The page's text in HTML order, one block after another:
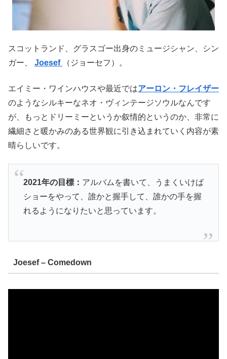
スコットランド、グラスゴー出身のミュージシャン、シン
ガー、 Joesef （ジョーセフ）。
エイミー・ワインハウスや最近ではアーロン・フレイザー
のようなシルキーなネオ・ヴィンテージソウルなんです
が、もっとドリーミーというか叙情的というのか、非常に
繊細さと暖かみのある世界観に引き込まれていく内容が素
晴らしいです。
2021年の目標： アルバムを書いて、うまくいけば
ショーをやって、誰かと握手して、誰かの手を握
れるようになりたいと思っています。
Joesef – Comedown